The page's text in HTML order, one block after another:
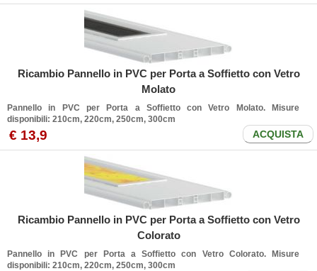
Ricambio Pannello in PVC per Porta a Soffietto con Vetro
Molato
Pannello in PVC per Porta a Soffietto con Vetro Molato. Misure
disponibili: 210cm, 220cm, 250cm, 300cm
€ 13,9 ACQUISTA
Ricambio Pannello in PVC per Porta a Soffietto con Vetro
Colorato
Pannello in PVC per Porta a Soffietto con Vetro Colorato. Misure
disponibili: 210cm, 220cm, 250cm, 300cm